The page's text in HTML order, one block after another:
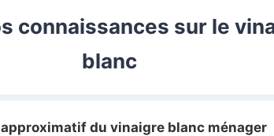
connaissances sur le
blanc
approximatif du vinaigre blanc ménager